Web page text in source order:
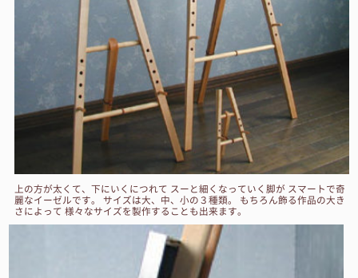
上の方が太くて、下にいくにつれて スーと細くなっていく脚が スマートで奇
麗なイーゼルです。 サイズは大、中、小の３種類。 もちろん飾る作品の大き
さによって 様々なサイズを製作することも出来ます。